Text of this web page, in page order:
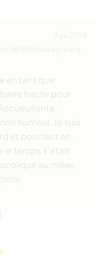
en tant que
haute pour
humeur. Je suis
et pourtant en
le temps s'était
au milieu